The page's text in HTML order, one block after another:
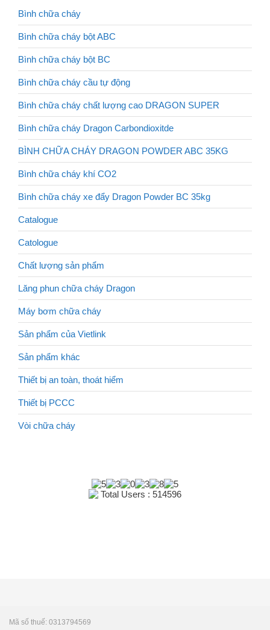
Bình chữa cháy
Bình chữa cháy bột ABC
Bình chữa cháy bột BC
Bình chữa cháy cầu tự động
Bình chữa cháy chất lượng cao DRAGON SUPER
Bình chữa cháy Dragon Carbondioxitde
BÌNH CHỮA CHÁY DRAGON POWDER ABC 35KG
Bình chữa cháy khí CO2
Bình chữa cháy xe đẩy Dragon Powder BC 35kg
Catalogue
Catologue
Chất lượng sản phẩm
Lăng phun chữa cháy Dragon
Máy bơm chữa cháy
Sản phẩm của Vietlink
Sản phẩm khác
Thiết bị an toàn, thoát hiểm
Thiết bị PCCC
Vòi chữa cháy
Total Users : 514596
Mã số thuế: 0313794569